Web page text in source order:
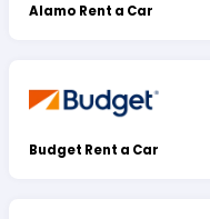
Alamo Rent a Car
Budget Rent a Car